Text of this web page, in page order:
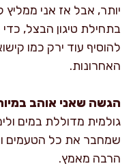
בתחילת טיגון הבצל,
האחרונות.
הגשה שאני אוהב
גולמית מדוללת במים
שמחבר את כל הטעמים
הרבה מאמץ.